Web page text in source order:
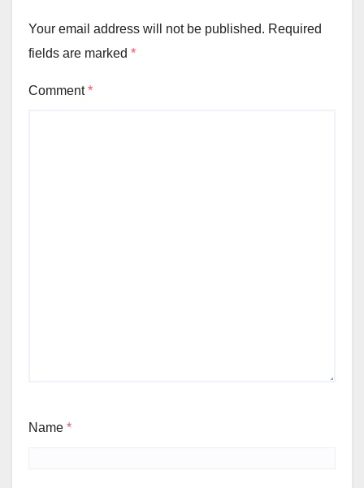
Your email address will not be published. Required
fields are marked *
Comment*
Name *